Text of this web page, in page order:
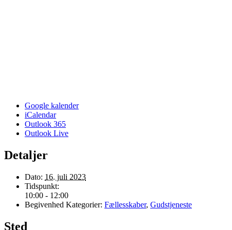
Google kalender
iCalendar
Outlook 365
Outlook Live
Detaljer
Dato: 16. juli 2023
Tidspunkt:
10:00 - 12:00
Begivenhed Kategorier: Fællesskaber, Gudstjeneste
Sted